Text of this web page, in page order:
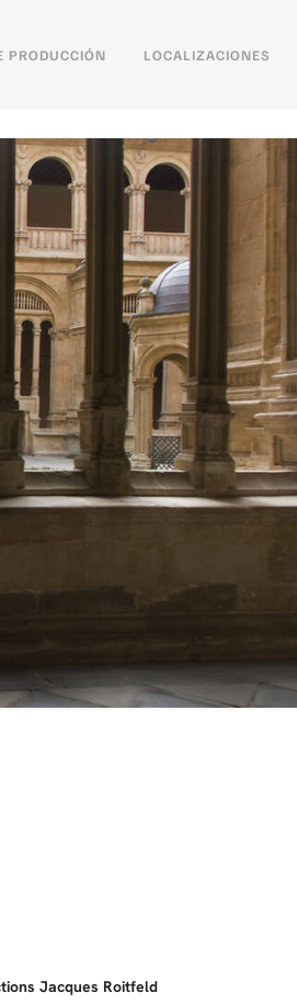
PRODUCCIÓN LOCALIZACIONES
Jacques Roitfeld